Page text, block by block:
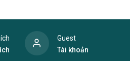
Guest
Tài khoản